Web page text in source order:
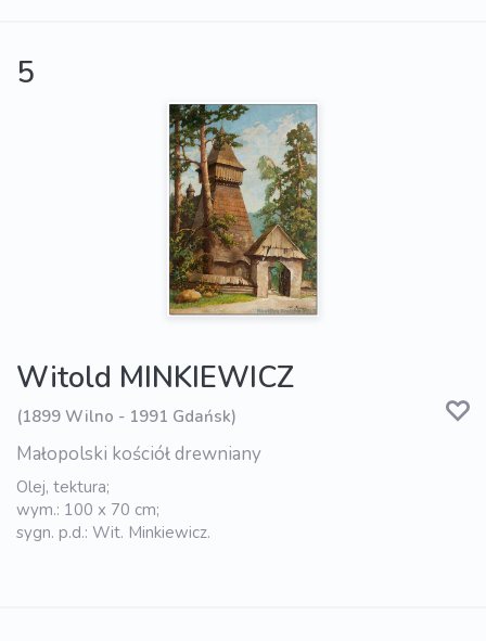
5
Witold MINKIEWICZ
(1899 Wilno - 1991 Gdańsk)
Małopolski kościół drewniany
Olej, tektura;
wym.: 100 x 70 cm;
sygn. p.d.: Wit. Minkiewicz.